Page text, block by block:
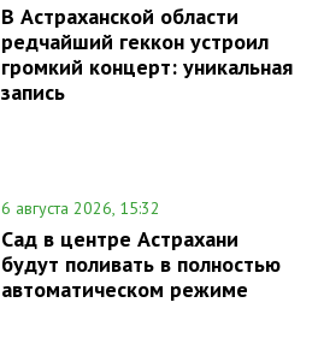
В Астраханской области
редчайший геккон устроил
громкий концерт: уникальная
запись
6 августа 2026, 15:32
Сад в центре Астрахани
будут поливать в полностью
автоматическом режиме